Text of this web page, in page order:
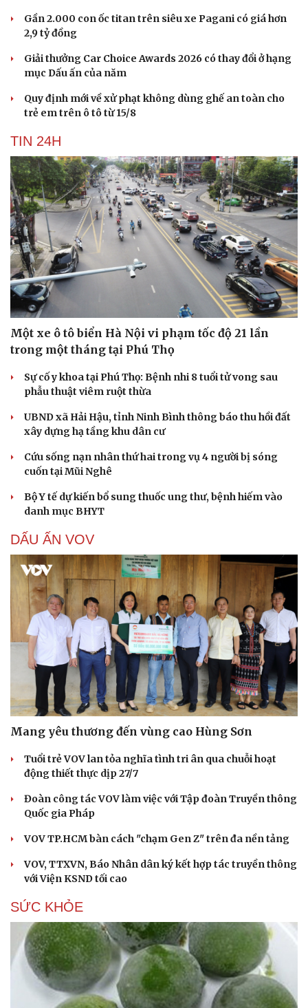
Cải chính
Gần 2.000 con ốc titan trên siêu xe Pagani có giá hơn
2,9 tỷ đồng
Giải thưởng Car Choice Awards 2026 có thay đổi ở hạng
mục Dấu ấn của năm
Quy định mới về xử phạt không dùng ghế an toàn cho
trẻ em trên ô tô từ 15/8
TIN 24H
Một xe ô tô biển Hà Nội vi phạm tốc độ 21 lần
trong một tháng tại Phú Thọ
Sự cố y khoa tại Phú Thọ: Bệnh nhi 8 tuổi tử vong sau
phẫu thuật viêm ruột thừa
UBND xã Hải Hậu, tỉnh Ninh Bình thông báo thu hồi đất
xây dựng hạ tầng khu dân cư
Cứu sống nạn nhân thứ hai trong vụ 4 người bị sóng
cuốn tại Mũi Nghê
Bộ Y tế dự kiến bổ sung thuốc ung thư, bệnh hiếm vào
danh mục BHYT
DẤU ẤN VOV
Mang yêu thương đến vùng cao Hùng Sơn
Tuổi trẻ VOV lan tỏa nghĩa tình tri ân qua chuỗi hoạt
động thiết thực dịp 27/7
Đoàn công tác VOV làm việc với Tập đoàn Truyền thông
Quốc gia Pháp
VOV TP.HCM bàn cách "chạm Gen Z" trên đa nền tảng
VOV, TTXVN, Báo Nhân dân ký kết hợp tác truyền thông
với Viện KSND tối cao
SỨC KHỎE